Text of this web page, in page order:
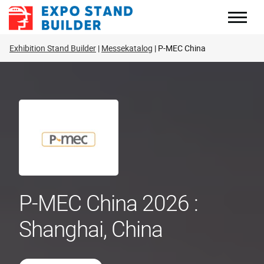
Zum
Inhalt
Exhibition Stand Builder Messekatalog P-MEC China
P-MEC China 2026 :
Shanghai, China